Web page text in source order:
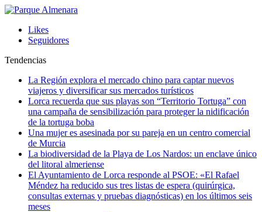
Likes
Seguidores
Tendencias
La Región explora el mercado chino para captar nuevos
viajeros y diversificar sus mercados turísticos
Lorca recuerda que sus playas son “Territorio Tortuga” con
una campaña de sensibilización para proteger la nidificación
de la tortuga boba
Una mujer es asesinada por su pareja en un centro comercial
de Murcia
La biodiversidad de la Playa de Los Nardos: un enclave único
del litoral almeriense
El Ayuntamiento de Lorca responde al PSOE: «El Rafael
Méndez ha reducido sus tres listas de espera (quirúrgica,
consultas externas y pruebas diagnósticas) en los últimos seis
meses